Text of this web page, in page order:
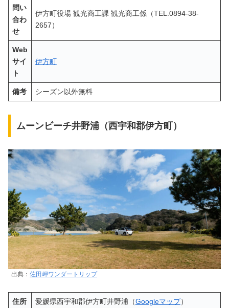
問い
合わ
せ
伊方町役場 観光商工課 観光商工係（TEL.0894-38-
2657）
Web
サイ
ト
伊方町
備考 シーズン以外無料
ムーンビーチ井野浦（西宇和郡伊方町）
出典： 佐田岬ワンダートリップ
住所 愛媛県西宇和郡伊方町井野浦（Googleマップ）